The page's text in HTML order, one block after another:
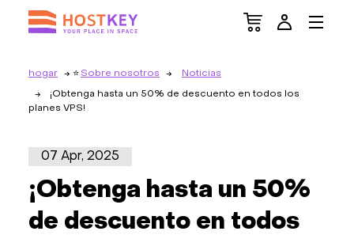
hogar Sobre nosotros Noticias
¡Obtenga hasta un 50% de descuento en todos los
planes VPS!
07 Apr, 2025
¡Obtenga hasta un 50%
de descuento en todos